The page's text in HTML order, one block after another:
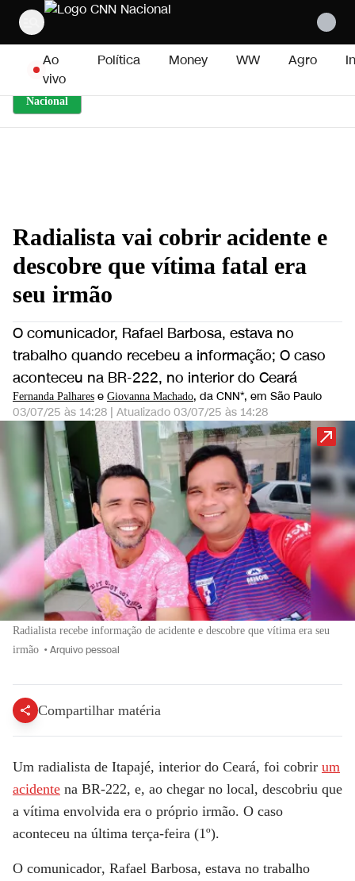
Pular para o conteúdo
Ao
vivo
Política Money WW Agro
Nacional
Radialista vai cobrir acidente e
descobre que vítima fatal era
seu irmão
O comunicador, Rafael Barbosa, estava no
trabalho quando recebeu a informação; O caso
aconteceu na BR-222, no interior do Ceará
Fernanda Palhares e Giovanna Machado, da CNN*, em São Paulo
03/07/25 às 14:28 | Atualizado 03/07/25 às 14:28
Radialista recebe informação de acidente e descobre que vítima era seu
irmão •Arquivo pessoal
Compartilhar matéria
Um radialista de Itapajé, interior do Ceará, foi cobrir um
acidente na BR-222, e, ao chegar no local, descobriu que
a vítima envolvida era o próprio irmão. O caso
aconteceu na última terça-feira (1º).
O comunicador, Rafael Barbosa, estava no trabalho